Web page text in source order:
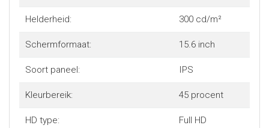
Helderheid: 300 cd/m²
Schermformaat: 15.6 inch
Soort paneel: IPS
Kleurbereik: 45 procent
HD type: Full HD